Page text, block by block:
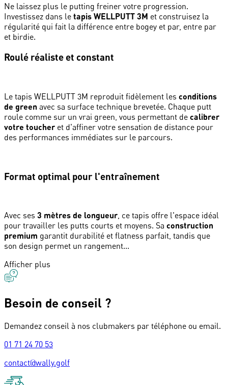
Ne laissez plus le putting freiner votre progression.
Investissez dans le tapis WELLPUTT 3M et construisez la
régularité qui fait la différence entre bogey et par, entre par
et birdie.
Roulé réaliste et constant
Le tapis WELLPUTT 3M reproduit fidèlement les conditions
de green avec sa surface technique brevetée. Chaque putt
roule comme sur un vrai green, vous permettant de calibrer
votre toucher et d'affiner votre sensation de distance pour
des performances immédiates sur le parcours.
Format optimal pour l'entraînement
Avec ses 3 mètres de longueur, ce tapis offre l'espace idéal
pour travailler les putts courts et moyens. Sa construction
premium garantit durabilité et flatness parfait, tandis que
son design permet un rangement...
Afficher plus
Besoin de conseil ?
Demandez conseil à nos clubmakers par téléphone ou email.
01 71 24 70 53
contact@wally.golf